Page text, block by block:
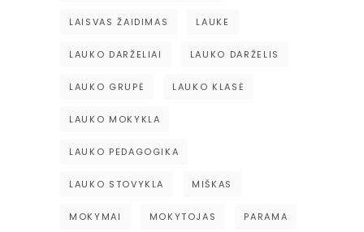
LAISVAS ŽAIDIMAS LAUKE
LAUKO DARŽELIAI LAUKO DARŽELIS
LAUKO GRUPĖ LAUKO KLASĖ
LAUKO MOKYKLA
LAUKO PEDAGOGIKA
LAUKO STOVYKLA MIŠKAS
MOKYMAI MOKYTOJAS PARAMA